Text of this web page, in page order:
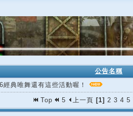
公告名稱
經典唯舞還有這些活動喔！
Top 5 上一頁 [1] 2 3 4 5